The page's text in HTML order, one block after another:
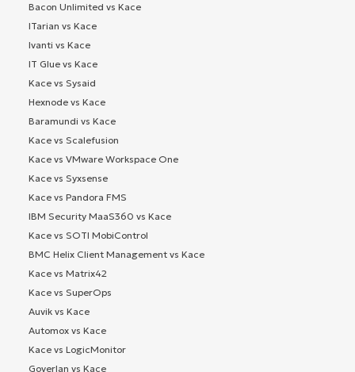
Bacon Unlimited vs Kace
ITarian vs Kace
Ivanti vs Kace
IT Glue vs Kace
Kace vs Sysaid
Hexnode vs Kace
Baramundi vs Kace
Kace vs Scalefusion
Kace vs VMware Workspace One
Kace vs Syxsense
Kace vs Pandora FMS
IBM Security MaaS360 vs Kace
Kace vs SOTI MobiControl
BMC Helix Client Management vs Kace
Kace vs Matrix42
Kace vs SuperOps
Auvik vs Kace
Automox vs Kace
Kace vs LogicMonitor
Goverlan vs Kace